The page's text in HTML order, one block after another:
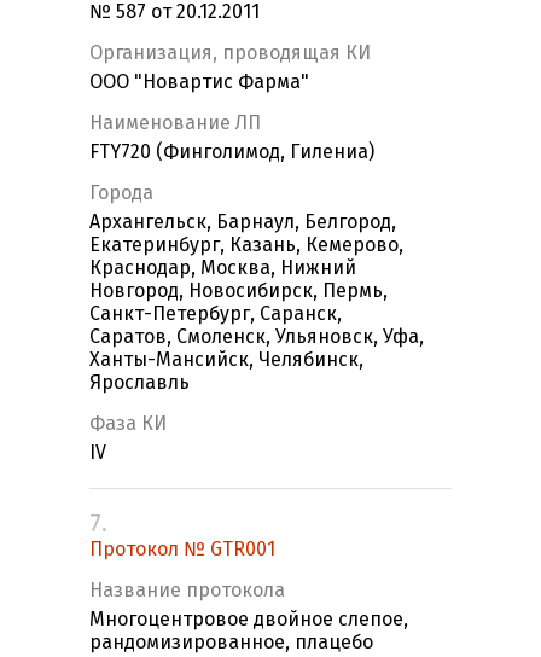
№ 587 от 20.12.2011
Организация, проводящая КИ
ООО "Новартис Фарма"
Наименование ЛП
FTY720 (Финголимод, Гилениа)
Города
Архангельск, Барнаул, Белгород,
Екатеринбург, Казань, Кемерово,
Краснодар, Москва, Нижний
Новгород, Новосибирск, Пермь,
Санкт-Петербург, Саранск,
Саратов, Смоленск, Ульяновск, Уфа,
Ханты-Мансийск, Челябинск,
Ярославль
Фаза КИ
IV
7.
Протокол № GTR001
Название протокола
Многоцентровое двойное слепое,
рандомизированное, плацебо